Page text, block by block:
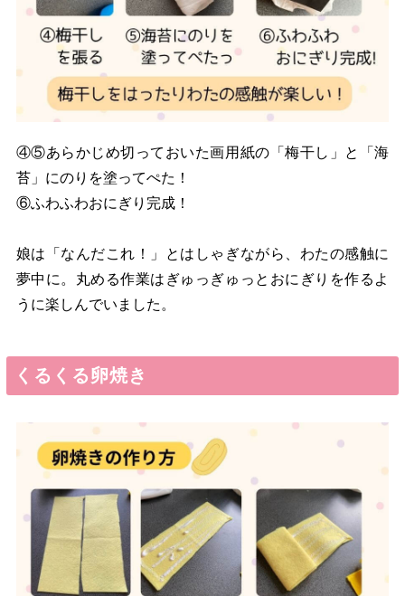
④⑤あらかじめ切っておいた画用紙の「梅干し」と「海
苔」にのりを塗ってぺた！
⑥ふわふわおにぎり完成！
娘は「なんだこれ！」とはしゃぎながら、わたの感触に
夢中に。丸める作業はぎゅっぎゅっとおにぎりを作るよ
うに楽しんでいました。
くるくる卵焼き